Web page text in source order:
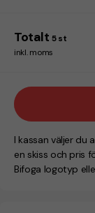
Totalt 5 st
inkl. moms
I kassan väljer du
en skiss och pris
Bifoga logotyp